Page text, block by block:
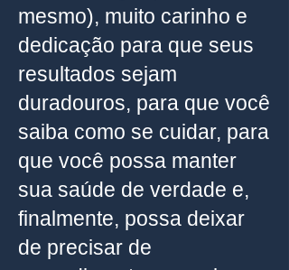
mesmo), muito carinho e
dedicação para que seus
resultados sejam
duradouros, para que você
saiba como se cuidar, para
que você possa manter
sua saúde de verdade e,
finalmente, possa deixar
de precisar de